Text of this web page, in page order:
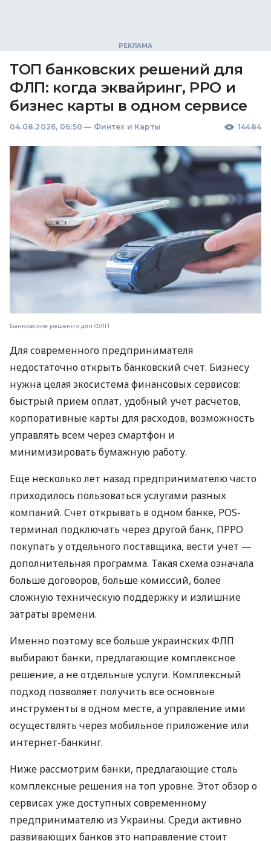
ТОП банковских решений для
ФЛП: когда эквайринг, РРО и
бизнес карты в одном сервисе
04.08.2026, 06:50 — Финтех и Карты 14484
Банковские решения для ФЛП
Для современного предпринимателя
недостаточно открыть банковский счет. Бизнесу
нужна целая экосистема финансовых сервисов:
быстрый прием оплат, удобный учет расчетов,
корпоративные карты для расходов, возможность
управлять всем через смартфон и
минимизировать бумажную работу.
Еще несколько лет назад предпринимателю часто
приходилось пользоваться услугами разных
компаний. Счет открывать в одном банке, POS-
терминал подключать через другой банк, ПРРО
покупать у отдельного поставщика, вести учет —
дополнительная программа. Такая схема означала
больше договоров, больше комиссий, более
сложную техническую поддержку и излишние
затраты времени.
Именно поэтому все больше украинских ФЛП
выбирают банки, предлагающие комплексное
решение, а не отдельные услуги. Комплексный
подход позволяет получить все основные
инструменты в одном месте, а управление ими
осуществлять через мобильное приложение или
интернет-банкинг.
Ниже рассмотрим банки, предлагающие столь
комплексные решения на топ уровне. Этот обзор о
сервисах уже доступных современному
предпринимателю из Украины. Среди активно
развивающих банков это направление стоит